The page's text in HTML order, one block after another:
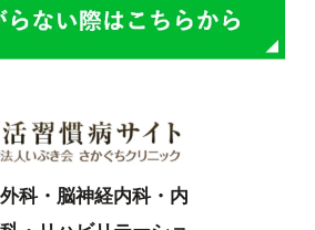
科・脳神経内科・内